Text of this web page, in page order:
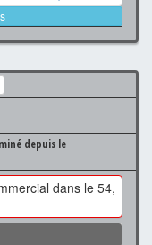
depuis le
dans le 54,